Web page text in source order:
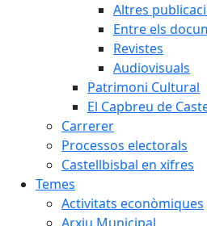
Altres
Entre els
Revistes
Audiovisuals
Patrimoni Cultural
El Capbreu de
Carrerer
Processos electorals
Castellbisbal en xifres
Temes
Activitats econòmiques